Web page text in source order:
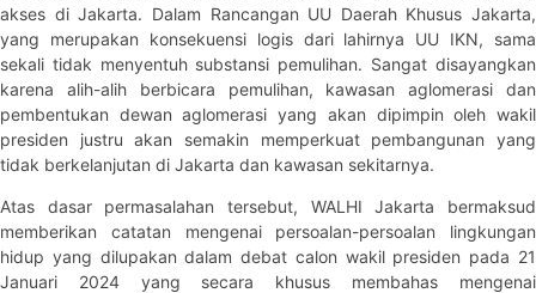
akses di Jakarta. Dalam Rancangan UU Daerah Khusus Jakarta,
yang merupakan konsekuensi logis dari lahirnya UU IKN, sama
sekali tidak menyentuh substansi pemulihan. Sangat disayangkan
karena alih-alih berbicara pemulihan, kawasan aglomerasi dan
pembentukan dewan aglomerasi yang akan dipimpin oleh wakil
presiden justru akan semakin memperkuat pembangunan yang
tidak berkelanjutan di Jakarta dan kawasan sekitarnya.
Atas dasar permasalahan tersebut, WALHI Jakarta bermaksud
memberikan catatan mengenai persoalan-persoalan lingkungan
hidup yang dilupakan dalam debat calon wakil presiden pada 21
Januari 2024 yang secara khusus membahas mengenai